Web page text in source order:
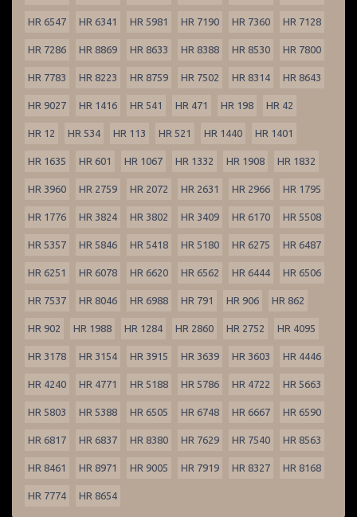
HR 6547 HR 6341 HR 5981 HR 7190 HR 7360 HR 7128
HR 7286 HR 8869 HR 8633 HR 8388 HR 8530 HR 7800
HR 7783 HR 8223 HR 8759 HR 7502 HR 8314 HR 8643
HR 9027 HR 1416 HR 541 HR 471 HR 198 HR 42
HR 12 HR 534 HR 113 HR 521 HR 1440 HR 1401
HR 1635 HR 601 HR 1067 HR 1332 HR 1908 HR 1832
HR 3960 HR 2759 HR 2072 HR 2631 HR 2966 HR 1795
HR 1776 HR 3824 HR 3802 HR 3409 HR 6170 HR 5508
HR 5357 HR 5846 HR 5418 HR 5180 HR 6275 HR 6487
HR 6251 HR 6078 HR 6620 HR 6562 HR 6444 HR 6506
HR 7537 HR 8046 HR 6988 HR 791 HR 906 HR 862
HR 902 HR 1988 HR 1284 HR 2860 HR 2752 HR 4095
HR 3178 HR 3154 HR 3915 HR 3639 HR 3603 HR 4446
HR 4240 HR 4771 HR 5188 HR 5786 HR 4722 HR 5663
HR 5803 HR 5388 HR 6505 HR 6748 HR 6667 HR 6590
HR 6817 HR 6837 HR 8380 HR 7629 HR 7540 HR 8563
HR 8461 HR 8971 HR 9005 HR 7919 HR 8327 HR 8168
HR 7774 HR 8654